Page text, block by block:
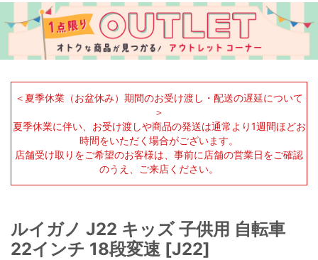
＜夏季休業（お盆休み）期間のお受け渡し・配送の遅延について
＞
夏季休業に伴い、お受け渡しや商品の発送は通常より1週間ほどお
時間をいただく場合がございます。
店舗受け取りをご希望のお客様は、事前に店舗の営業日をご確認
のうえ、ご来店ください。
ルイガノ J22 キッズ 子供用 自転車
22インチ 18段変速 [J22]